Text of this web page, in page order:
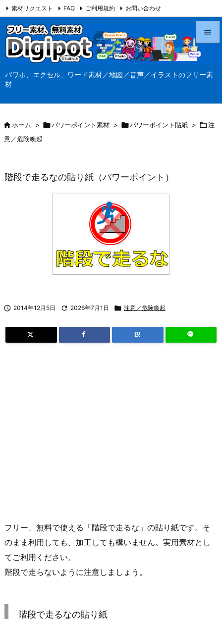
パワポ、エクセル、ワード素材／地図／音声／イラストのフリー素
材




素材リクエスト FAQ ご利用規約 お問い合わせ
当サイト（Digipot.net）について
ホーム > パワーポイント素材 > パワーポイント貼紙 > 注
意／危険喚起
階段で走るなの貼り紙（パワーポイント）
 2014年12月5日  2026年7月1日  注意／危険喚起
B!
フリー、無料で使える「階段で走るな」の貼り紙です。そ
のまま利用しても、加工しても構いません。実用素材とし
てご利用ください。
階段で走らないように注意しましょう。
階段で走るなの貼り紙